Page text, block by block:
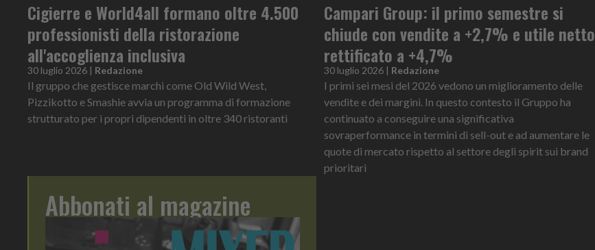
Cigierre e World4all formano oltre 4.500
professionisti della ristorazione
all'accoglienza inclusiva
30 luglio 2026 | Redazione
Il gruppo che gestisce marchi come Old Wild West,
Pizzikotto e Smashie avvia un programma di formazione
strutturato per i propri dipendenti in oltre 340 ristoranti
Campari Group: il primo semestre si
chiude con vendite a +2,7% e utile netto
rettificato a +4,7%
30 luglio 2026 | Redazione
I primi sei mesi del 2026 vedono un miglioramento delle
vendite e dei margini. In questo contesto il Gruppo ha
continuato a conseguire una significativa
sovraperformance in termini di sell-out e ad aumentare le
quote di mercato rispetto al settore degli spirit sui brand
prioritari
Abbonati al magazine